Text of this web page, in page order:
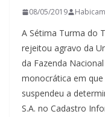
08/05/2019
A Sétima Turma do
rejeitou agravo da
da Fazenda
monocrática em
suspendeu a
S.A. no Cadastro